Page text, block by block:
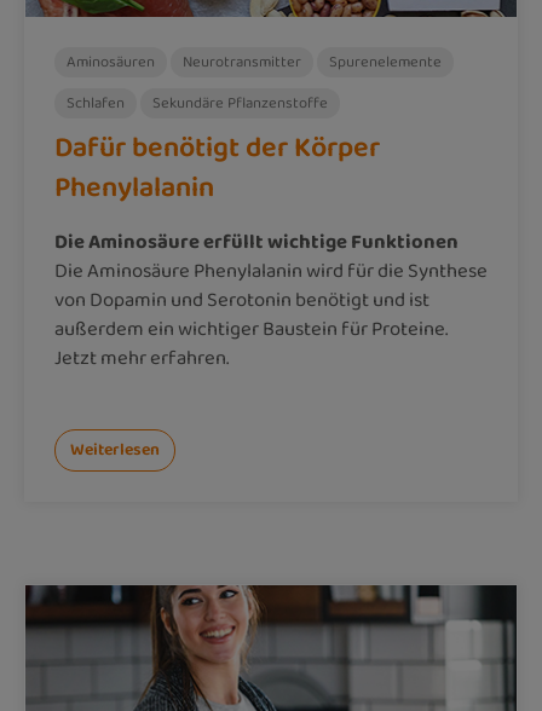
Aminosäuren Neurotransmitter
Spurenelemente
Schlafen
Sekundäre Pflanzenstoffe
Dafür benötigt der Körper
Phenylalanin
Die Aminosäure erfüllt wichtige Funktionen
Die Aminosäure Phenylalanin wird für die Synthese
von Dopamin und Serotonin benötigt und ist
außerdem ein wichtiger Baustein für Proteine.
Jetzt mehr erfahren.
Weiterlesen